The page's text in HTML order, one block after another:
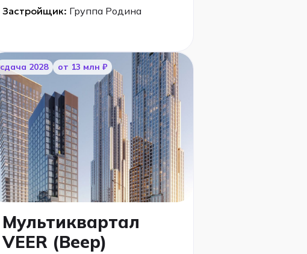
Застройщик: Группа Родина
cдача 2028 от 13 млн ₽
Мультиквартал
VEER (Веер)